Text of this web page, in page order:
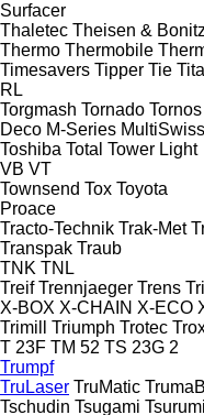
Surfacer
Thaletec Theisen & Bonitz
Thermo Thermobile
Timesavers Tipper Tie
RL
Torgmash Tornado Tornos
Deco M-Series MultiSwiss
Toshiba Total Tower Light
VB VT
Townsend Tox Toyota
Proace
Tracto-Technik Trak-Met
Transpak Traub
TNK TNL
Treif Trennjaeger Trens
X-BOX X-CHAIN X-ECO
Trimill
Triumph Trotec
T 23F TM 52 TS 23G 2
Trumpf
TruLaser TruMatic
Tschudin Tsugami Tsurumi